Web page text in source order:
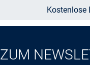
Kostenlose
ZUM